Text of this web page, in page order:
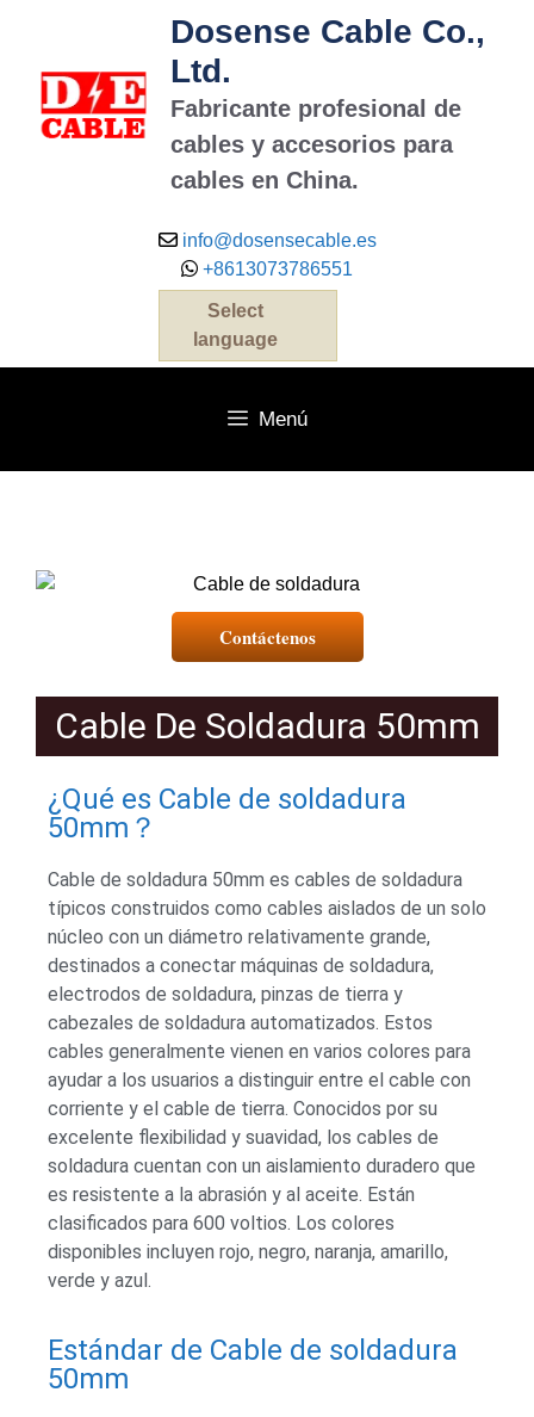
Dosense Cable Co.,
Ltd.
Fabricante profesional de
cables y accesorios para
cables en China.
info@dosensecable.es
+8613073786551
Select
language
Menú
Contáctenos
Cable De Soldadura 50mm
¿Qué es Cable de soldadura
50mm？
Cable de soldadura 50mm es cables de soldadura
típicos construidos como cables aislados de un solo
núcleo con un diámetro relativamente grande,
destinados a conectar máquinas de soldadura,
electrodos de soldadura, pinzas de tierra y
cabezales de soldadura automatizados. Estos
cables generalmente vienen en varios colores para
ayudar a los usuarios a distinguir entre el cable con
corriente y el cable de tierra. Conocidos por su
excelente flexibilidad y suavidad, los cables de
soldadura cuentan con un aislamiento duradero que
es resistente a la abrasión y al aceite. Están
clasificados para 600 voltios. Los colores
disponibles incluyen rojo, negro, naranja, amarillo,
verde y azul.
Estándar de Cable de soldadura
50mm